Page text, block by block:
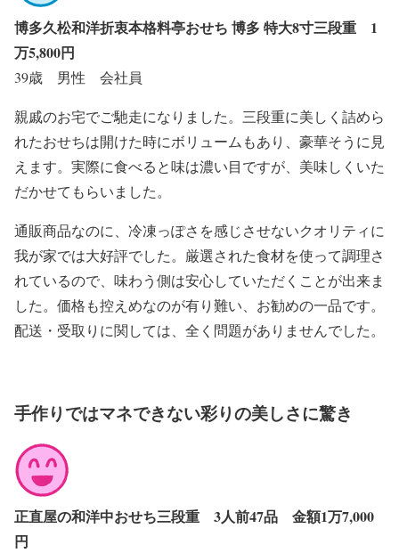
博多久松和洋折衷本格料亭おせち 博多 特大8寸三段重 1
万5,800円
39歳 男性 会社員
親戚のお宅でご馳走になりました。三段重に美しく詰めら
れたおせちは開けた時にボリュームもあり、豪華そうに見
えます。実際に食べると味は濃い目ですが、美味しくいた
だかせてもらいました。
通販商品なのに、冷凍っぽさを感じさせないクオリティに
我が家では大好評でした。厳選された食材を使って調理さ
れているので、味わう側は安心していただくことが出来ま
した。価格も控えめなのが有り難い、お勧めの一品です。
配送・受取りに関しては、全く問題がありませんでした。
手作りではマネできない彩りの美しさに驚き
正直屋の和洋中おせち三段重 3人前47品 金額1万7,000
円